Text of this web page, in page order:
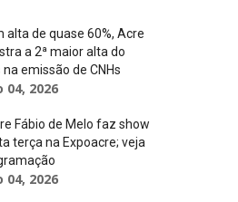
alta de quase 60%, Acre
a 2ª maior alta do
na emissão de CNHs
04, 2026
Fábio de Melo faz show
terça na Expoacre; veja
04, 2026